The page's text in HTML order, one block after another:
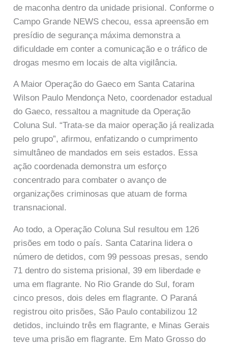
de maconha dentro da unidade prisional. Conforme o
Campo Grande NEWS checou, essa apreensão em
presídio de segurança máxima demonstra a
dificuldade em conter a comunicação e o tráfico de
drogas mesmo em locais de alta vigilância.
A Maior Operação do Gaeco em Santa Catarina
Wilson Paulo Mendonça Neto, coordenador estadual
do Gaeco, ressaltou a magnitude da Operação
Coluna Sul. “Trata-se da maior operação já realizada
pelo grupo”, afirmou, enfatizando o cumprimento
simultâneo de mandados em seis estados. Essa
ação coordenada demonstra um esforço
concentrado para combater o avanço de
organizações criminosas que atuam de forma
transnacional.
Ao todo, a Operação Coluna Sul resultou em 126
prisões em todo o país. Santa Catarina lidera o
número de detidos, com 99 pessoas presas, sendo
71 dentro do sistema prisional, 39 em liberdade e
uma em flagrante. No Rio Grande do Sul, foram
cinco presos, dois deles em flagrante. O Paraná
registrou oito prisões, São Paulo contabilizou 12
detidos, incluindo três em flagrante, e Minas Gerais
teve uma prisão em flagrante. Em Mato Grosso do